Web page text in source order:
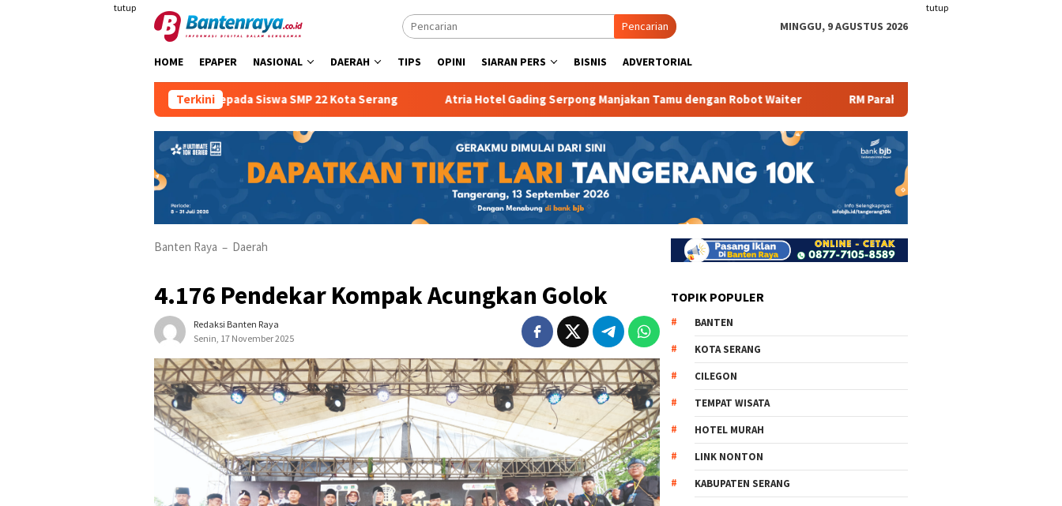
tutup tutup
Pencarian MINGGU, 9 AGUSTUS 2026
HOME EPAPER NASIONAL DAERAH TIPS OPINI SIARAN PERS BISNIS ADVERTORIAL
Terkini
Sejak Dini Kepada Siswa SMP 22 Kota Serang Atria Hotel Gading Serpong Manjakan Tamu dengan Robot Waiter RM Parahiyangan Sajikan Pecak Bandeng Tanpa Duri
Banten Raya – Daerah
4.176 Pendekar Kompak Acungkan Golok
Redaksi Banten Raya
Senin, 17 November 2025
TOPIK POPULER
BANTEN
KOTA SERANG
CILEGON
TEMPAT WISATA
HOTEL MURAH
LINK NONTON
KABUPATEN SERANG